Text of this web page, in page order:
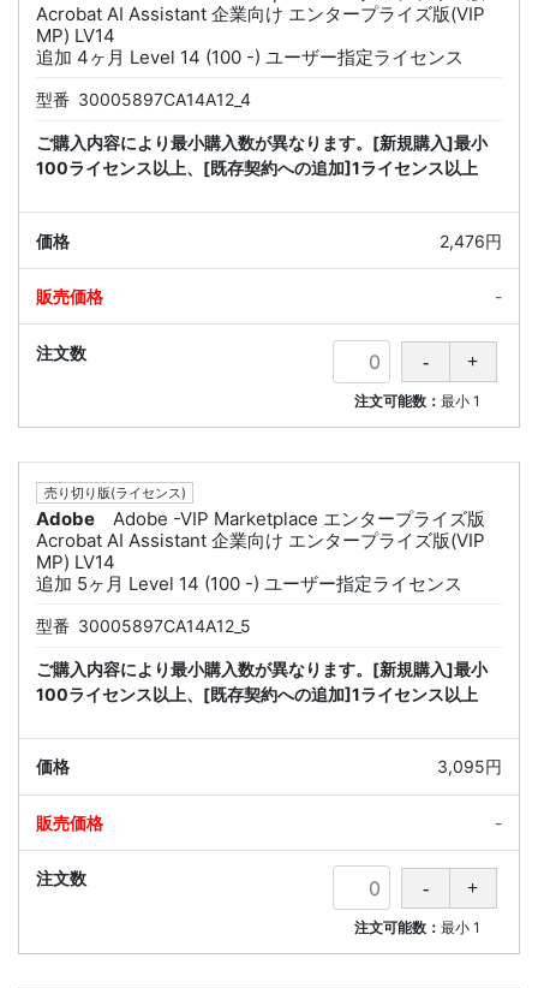
Acrobat AI Assistant 企業向け エンタープライズ版(VIP
MP) LV14
追加 4ヶ月 Level 14 (100 -) ユーザー指定ライセンス
型番 30005897CA14A12_4
ご購入内容により最小購入数が異なります。[新規購入]最小
100ライセンス以上、[既存契約への追加]1ライセンス以上
2,476円
-
注文可能数：最小 1
売り切り版(ライセンス)
Adobe
Adobe -VIP Marketplace エンタープライズ版
Acrobat AI Assistant 企業向け エンタープライズ版(VIP
MP) LV14
追加 5ヶ月 Level 14 (100 -) ユーザー指定ライセンス
型番 30005897CA14A12_5
ご購入内容により最小購入数が異なります。[新規購入]最小
100ライセンス以上、[既存契約への追加]1ライセンス以上
3,095円
-
注文可能数：最小 1